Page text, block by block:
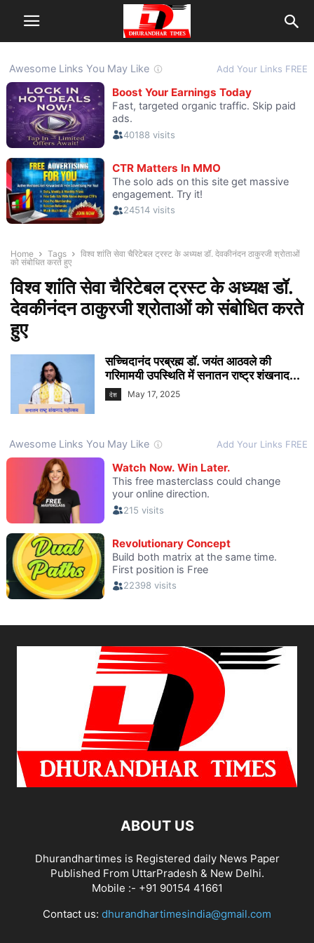
Home Tags
विश्व शांति सेवा चैरिटेबल ट्रस्ट के अध्यक्ष डॉ. देवकीनंदन ठाकुरजी श्रोताओं
को संबोधित करते हुए
विश्व शांति सेवा चैरिटेबल ट्रस्ट के अध्यक्ष डॉ.
देवकीनंदन ठाकुरजी श्रोताओं को संबोधित करते
हुए
सच्चिदानंद परब्रह्म डॉ. जयंत आठवले की
गरिमामयी उपस्थिति में सनातन राष्ट्र शंखनाद...
देश May 17, 2025
ABOUT US
Dhurandhartimes is Registered daily News Paper
Published From UttarPradesh & New Delhi.
Mobile :- +91 90154 41661
Contact us: dhurandhartimesindia@gmail.com